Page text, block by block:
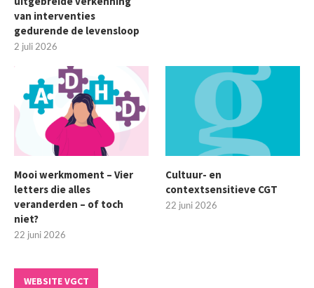
van interventies
gedurende de levensloop
2 juli 2026
Mooi werkmoment – Vier
letters die alles
veranderden – of toch
niet?
22 juni 2026
Cultuur- en
contextsensitieve CGT
22 juni 2026
WEBSITE VGCT